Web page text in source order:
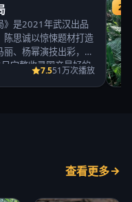
》是2021年武汉出品
陈思诚以惊悚题材打造
、杨幂演技出彩，
完整收录国产最好的
7.551万次播放
2
查看更多